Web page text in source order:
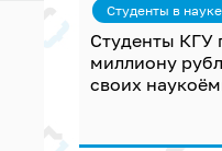
Студенты в науке
Студенты КГУ
миллиону
своих